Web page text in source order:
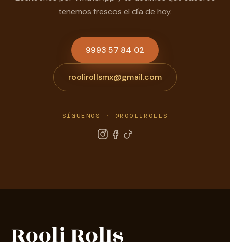
tenemos frescos el día de hoy.
9993 57 84 02
roolirollsmx@gmail.com
SÍGUENOS · @ROOLIROLLS